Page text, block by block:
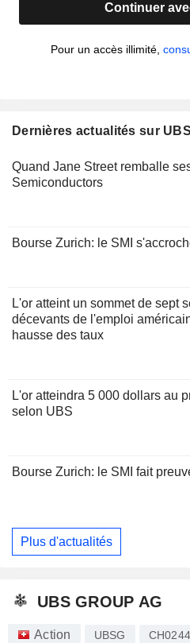
Continuer
Pour un accès illimité,
Dernières actualités sur
Quand Jane Street remballe
Semiconductors
Bourse Zurich: le SMI
L'or atteint un sommet de sept
décevants de l'emploi
hausse des taux
L'or atteindra 5 000 dollars au
selon UBS
Bourse Zurich: le SMI fait
Plus d'actualités
UBS GROUP AG
Action UBSG